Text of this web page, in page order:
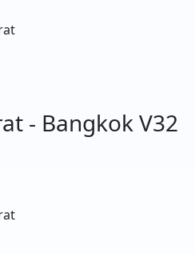
- Bangkok V32